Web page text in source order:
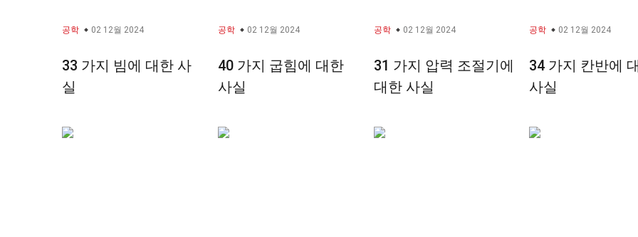
공학 02 12월 2024
33 가지 빔에 대한 사
실
공학 02 12월 2024
40 가지 굽힘에 대한
사실
공학 02 12월 2024
31 가지 압력 조절기에
대한 사실
공학 02 12월 2024
34 가지 칸반에
사실